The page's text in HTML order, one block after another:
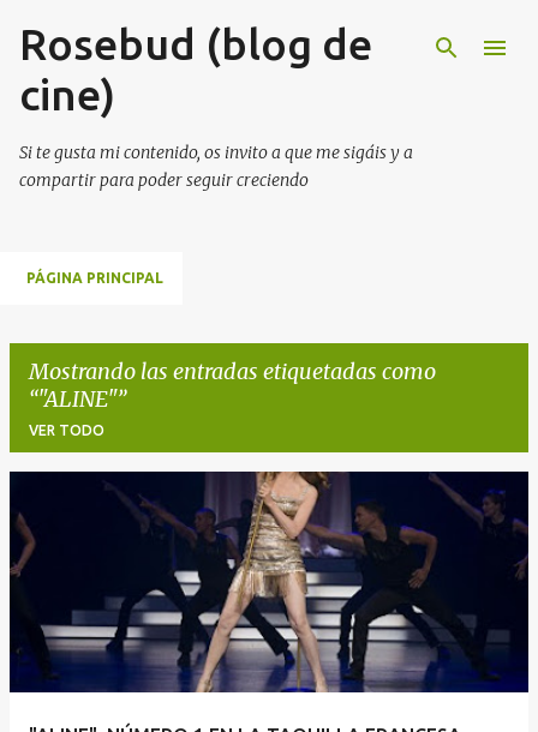
Ir al contenido principal
Rosebud (blog de
cine)
Si te gusta mi contenido, os invito a que me sigáis y a
compartir para poder seguir creciendo
PÁGINA PRINCIPAL
Mostrando las entradas etiquetadas como
"ALINE"
VER TODO
E
t
a